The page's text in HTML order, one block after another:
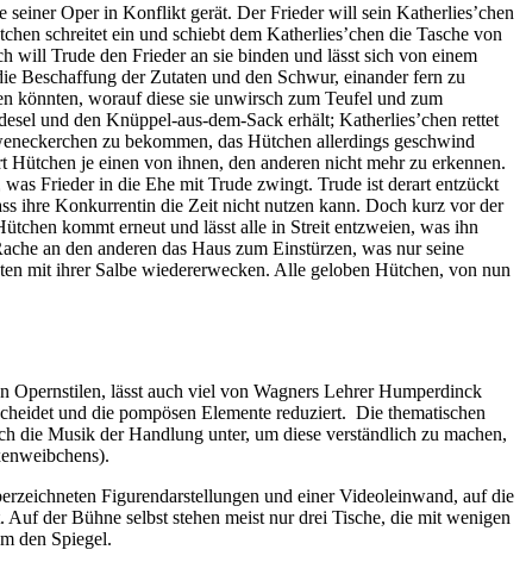
Oper in Konflikt gerät. Der Frieder will sein Katherlies’chen
schreitet ein und schiebt dem Katherlies’chen die Tasche von
Trude den Frieder an sie binden und lässt sich von einem
Beschaffung der Zutaten und den Schwur, einander fern zu
könnten, worauf diese sie unwirsch zum Teufel und zum
und den Knüppel-aus-dem-Sack erhält; Katherlies’chen rettet
zu bekommen, das Hütchen allerdings geschwind
je einen von ihnen, den anderen nicht mehr zu erkennen.
Frieder in die Ehe mit Trude zwingt. Trude ist derart entzückt
ihre Konkurrentin die Zeit nicht nutzen kann. Doch kurz vor der
kommt erneut und lässt alle in Streit entzweien, was ihn
an den anderen das Haus zum Einstürzen, was nur seine
mit ihrer Salbe wiedererwecken. Alle geloben Hütchen, von nun
lässt auch viel von Wagners Lehrer Humperdinck
und die pompösen Elemente reduziert. Die thematischen
die Musik der Handlung unter, um diese verständlich zu machen,
Figurendarstellungen und einer Videoleinwand, auf die
der Bühne selbst stehen meist nur drei Tische, die mit wenigen
den Spiegel.